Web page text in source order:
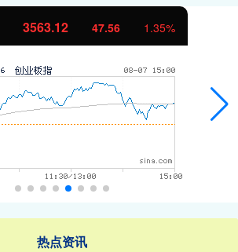
3563.12 47.56 1.35%
热点资讯